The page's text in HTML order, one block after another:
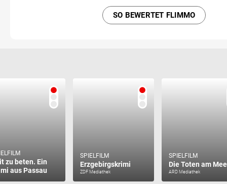
SO BEWERTET FLIMMO
zu beten. Ein
aus Passau
SPIELFILM
Erzgebirgskrimi
ZDF Mediathek
SPIELFILM
Die Toten am
ARD Mediathek